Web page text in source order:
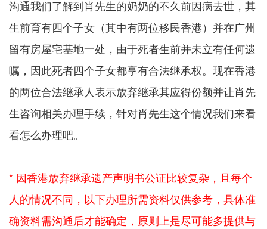
沟通我们了解到肖先生的奶奶的不久前因病去世，其
生前育有四个子女（其中有两位移民香港）并在广州
留有房屋宅基地一处，由于死者生前并未立有任何遗
嘱，因此死者四个子女都享有合法继承权。现在香港
的两位合法继承人表示放弃继承其应得份额并让肖先
生咨询相关办理手续，针对肖先生这个情况我们来看
看怎么办理吧。
* 因香港放弃继承遗产声明书公证比较复杂，且每个
人的情况不同，以下办理所需资料仅供参考，具体准
确资料需沟通后才能确定，原则上是尽可能多提供与